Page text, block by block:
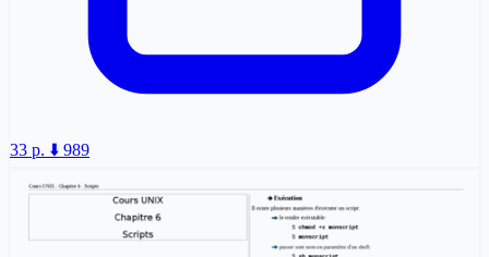
33 p. ⬇️ 989